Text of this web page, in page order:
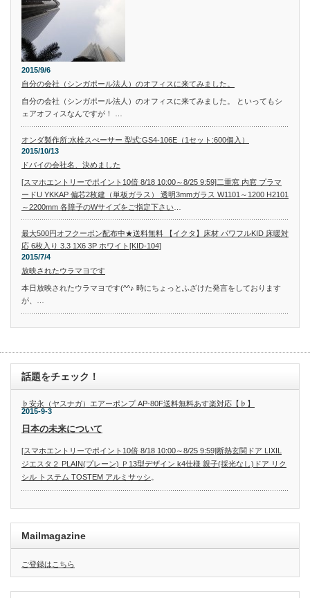
2015/9/6
自分の会社（シンガポール法人）のオフィスに来てみました。
自分の会社（シンガポール法人）のオフィスに来てみました。 といってもシ
ェアオフィスなんですが！ …
オンダ製作所:水栓スぺーサー 型式:GS4-106E（1セット:600個入）
2015/10/13
ドバイの会社名、決めました
[スマホエントリーでポイント10倍 8/18 10:00～8/25 9:59]二重窓 内窓 プラマ
ードU YKKAP 偏芯2枚建（単板ガラス） 透明3mmガラス W1101～1200 H2101
～2200mm 各障子のWサイズをご指定下さい
最大500円オフクーポン配布中★送料無料 【イクタ】床材 パワフルKID 床暖対
応 6枚入り 3.3 1X6 3P ホワイト[KID-104]
2015/7/4
放映されたウラマヨです
本日放映されたウラマヨです(^^♪ 時にちょっとふざけた発言をしております
が、…
話題をチェック！
♭安永（ヤスナガ）エアーポンプ AP-80F送料無料あす楽対応【♭】
2015-9-3
日本の未来について
[スマホエントリーでポイント10倍 8/18 10:00～8/25 9:59]断熱玄関ドア LIXIL
ジエスタ２ PLAIN(プレーン) Ｐ13型デザイン k4仕様 親子(採光なし)ドア リク
シル トステム TOSTEM アルミサッシ
Mailmagazine
ご登録はこちら